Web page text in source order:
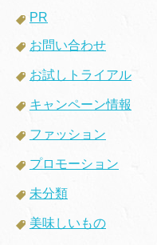
PR
お問い合わせ
お試しトライアル
キャンペーン情報
ファッション
プロモーション
未分類
美味しいもの